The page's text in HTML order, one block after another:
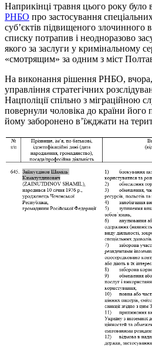
Наприкінці травня цього року було
РНБО про застосування
суб’єктів підвищеного злочинного
списку потрапив і неодноразово
якого за заслуги у кримінальному
«смотрящим» за одним з міст
На виконання рішення РНБО, вчора,
управління стратегічних
Нацполіції спільно з міграційною
повернули чоловіка до країни його
йому заборонено в’їжджати на